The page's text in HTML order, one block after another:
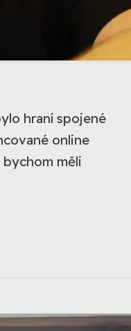
hraní spojené
online
bychom měli